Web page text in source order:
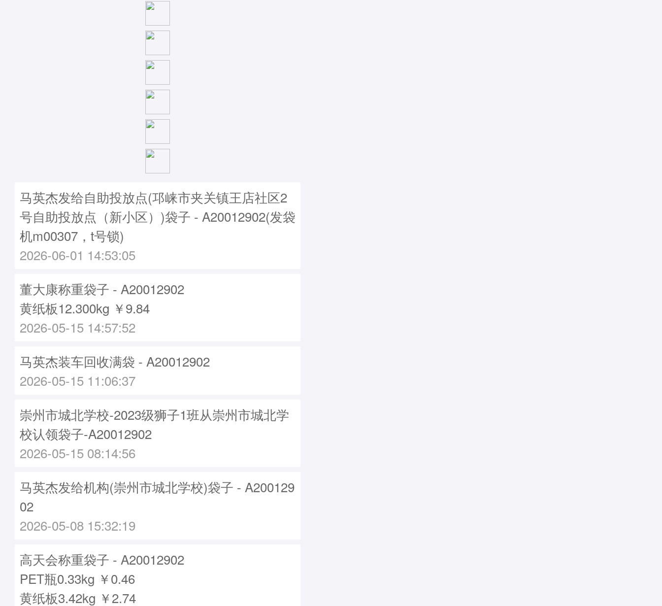
马英杰发给自助投放点(邛崃市夹关镇王店社区2
号自助投放点（新小区）)袋子 - A20012902(发袋
机m00307，t号锁)
2026-06-01 14:53:05
董大康称重袋子 - A20012902
黄纸板12.300kg ￥9.84
2026-05-15 14:57:52
马英杰装车回收满袋 - A20012902
2026-05-15 11:06:37
崇州市城北学校-2023级狮子1班从崇州市城北学
校认领袋子-A20012902
2026-05-15 08:14:56
马英杰发给机构(崇州市城北学校)袋子 - A200129
02
2026-05-08 15:32:19
高天会称重袋子 - A20012902
PET瓶0.33kg ￥0.46
黄纸板3.42kg ￥2.74